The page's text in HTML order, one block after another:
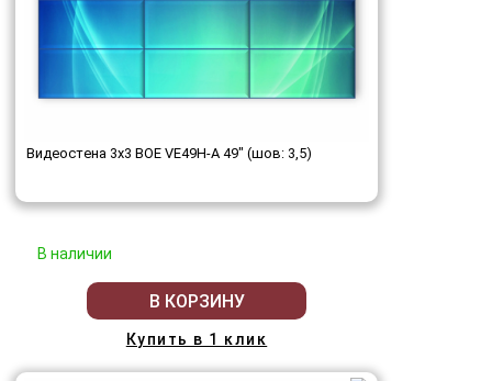
Видеостена 3x3 BOE VE49H-A 49" (шов: 3,5)
В наличии
В КОРЗИНУ
Купить в 1 клик